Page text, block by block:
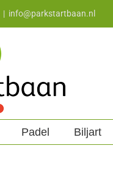
| info@parkstartbaan.nl
Padel Biljart